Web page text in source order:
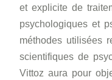
et explicite de
psychologiques et
méthodes utilisées
scientifiques de
Vittoz aura pour